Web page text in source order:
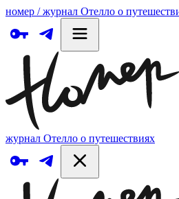
номер / журнал Отелло о
журнал Отелло о путешествиях